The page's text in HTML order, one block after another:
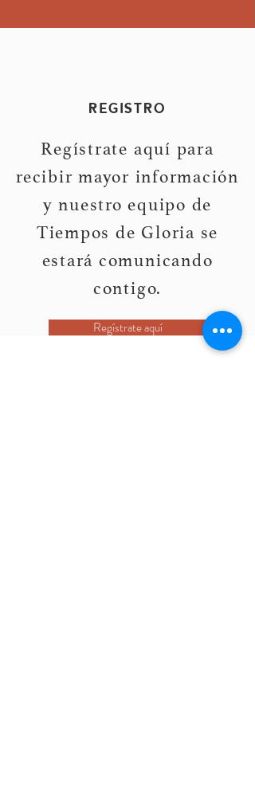
REGISTRO
Regístrate aquí para
recibir mayor información
y nuestro equipo de
Tiempos de Gloria se
estará comunicando
contigo.
Regístrate aquí